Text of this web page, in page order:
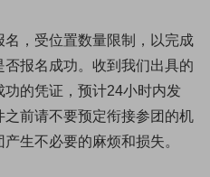
，受位置数量限制，以完成
报名成功。收到我们出具的
的凭证，预计24小时内发
前请不要预定衔接参团的机
生不必要的麻烦和损失。